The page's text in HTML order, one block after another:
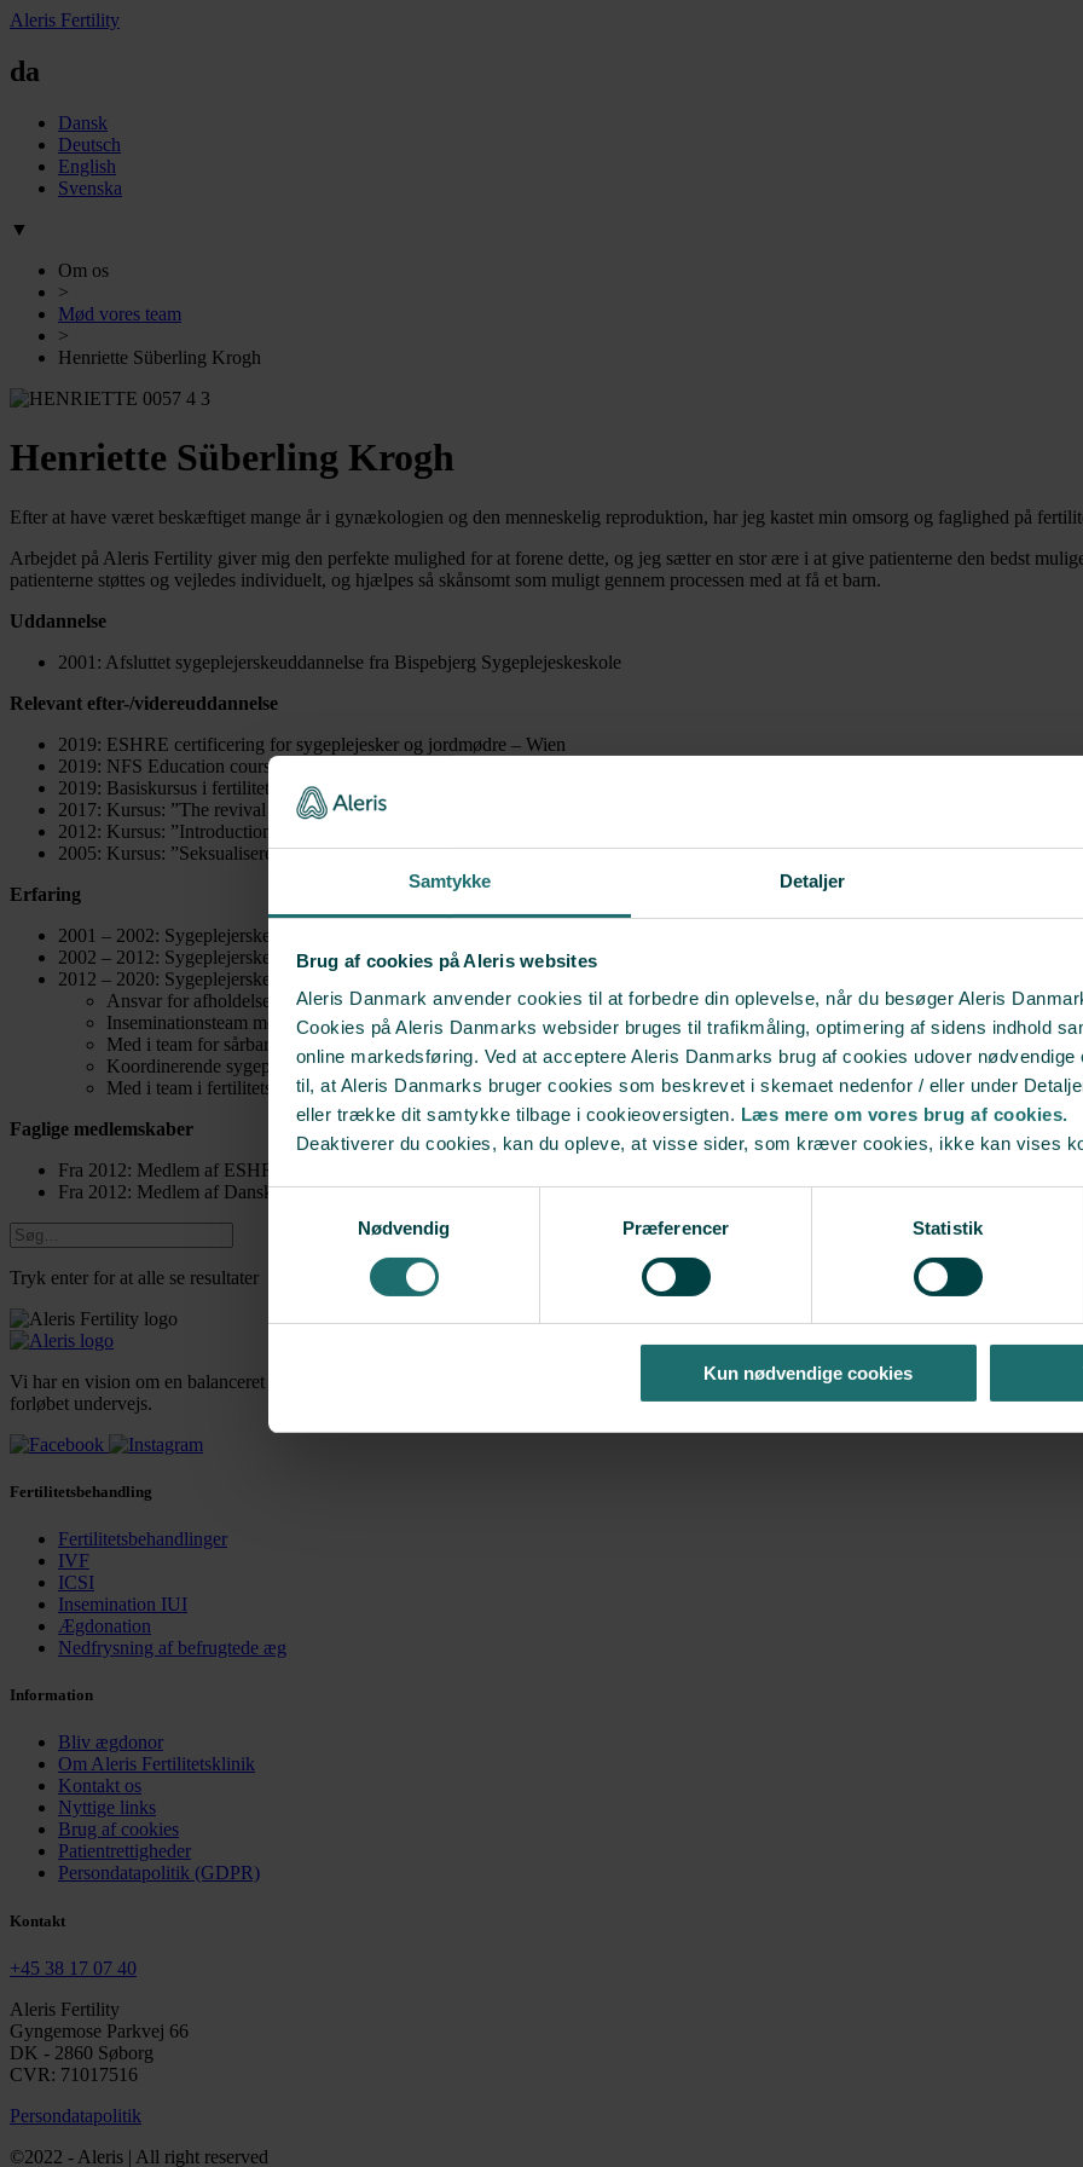
Samtykke Detaljer
Brug af cookies på Aleris websites
Aleris Danmark anvender cookies til at forbedre din oplevelse, når du besøger Aleris
Cookies på Aleris Danmarks websider bruges til trafikmåling, optimering af sidens indhold
online markedsføring. Ved at acceptere Aleris Danmarks brug af cookies udover
til, at Aleris Danmarks bruger cookies som beskrevet i skemaet nedenfor / eller under
eller trække dit samtykke tilbage i cookieoversigten. Læs mere om vores brug af cookies.
Deaktiverer du cookies, kan du opleve, at visse sider, som kræver cookies, ikke kan vises
Samtykkevalg
Nødvendig
Præferencer Statistik
Kun nødvendige cookies
Aleris Fertility
da
Dansk
Deutsch
English
Svenska
▼
Om os
>
Mød vores team
>
Henriette Süberling Krogh
Henriette Süberling Krogh
Efter at have været beskæftiget mange år i gynækologien og den menneskelig reproduktion, har jeg kastet min omsorg og faglighed på
Arbejdet på Aleris Fertility giver mig den perfekte mulighed for at forene dette, og jeg sætter en stor ære i at give patienterne den bedst
patienterne støttes og vejledes individuelt, og hjælpes så skånsomt som muligt gennem processen med at få et barn.
Uddannelse
2001: Afsluttet sygeplejerskeuddannelse fra Bispebjerg Sygeplejeskeskole
Relevant efter-/videreuddannelse
2019: ESHRE certificering for sygeplejesker og jordmødre – Wien
2019: NFS Education course for Nurses and Embryologists part III – Stockholm
2019: Basiskursus i fertilitet
2017: Kursus: ”The revival of intrauterine insemination – Evidence based quidlines for daily practice”
2012: Kursus: ”Introduction to good clinical practice in clinical drug research” – GCP enhed OUH
2005: Kursus: ”Seksualiseret vold”
Erfaring
2001 – 2002: Sygeplejerske på Afsnit for Traumatisk Hjerneskadet – Hvidovre Hospital
2002 – 2012: Sygeplejerske på Akut Gynækologisk Modtagelse samt Center for seksuelle overgreb
2012 – 2020: Sygeplejerske på Rigshospitalets Fertilitetsklinik:
Ansvar for afholdelse af Solomor netværk
Inseminationsteam med ultralydsscanning og insemination
Med i team for sårbare patienter
Koordinerende sygeplejerske i team for ægdonation
Med i team i fertilitetsrådgivningen
Faglige medlemskaber
Fra 2012: Medlem af ESHRE
Fra 2012: Medlem af Dansk Fertilitetsselskab (DFS) og Nordic Fertility Society (NFS)
Tryk enter for at alle se resultater
Vi har en vision om en balanceret fertilitetsbehandling med tid til hver enkelt og plads til individuel behandling. Du skal have ro til at
forløbet undervejs.
Fertilitetsbehandling
Fertilitetsbehandlinger
IVF
ICSI
Insemination IUI
Ægdonation
Nedfrysning af befrugtede æg
Information
Bliv ægdonor
Om Aleris Fertilitetsklinik
Kontakt os
Nyttige links
Brug af cookies
Patientrettigheder
Persondatapolitik (GDPR)
Kontakt
+45 38 17 07 40
Aleris Fertility
Gyngemose Parkvej 66
DK - 2860 Søborg
CVR: 71017516
Persondatapolitik
©2022 - Aleris | All right reserved